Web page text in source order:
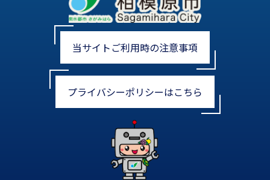
当サイトご利用時の注意事項
プライバシーポリシーはこちら